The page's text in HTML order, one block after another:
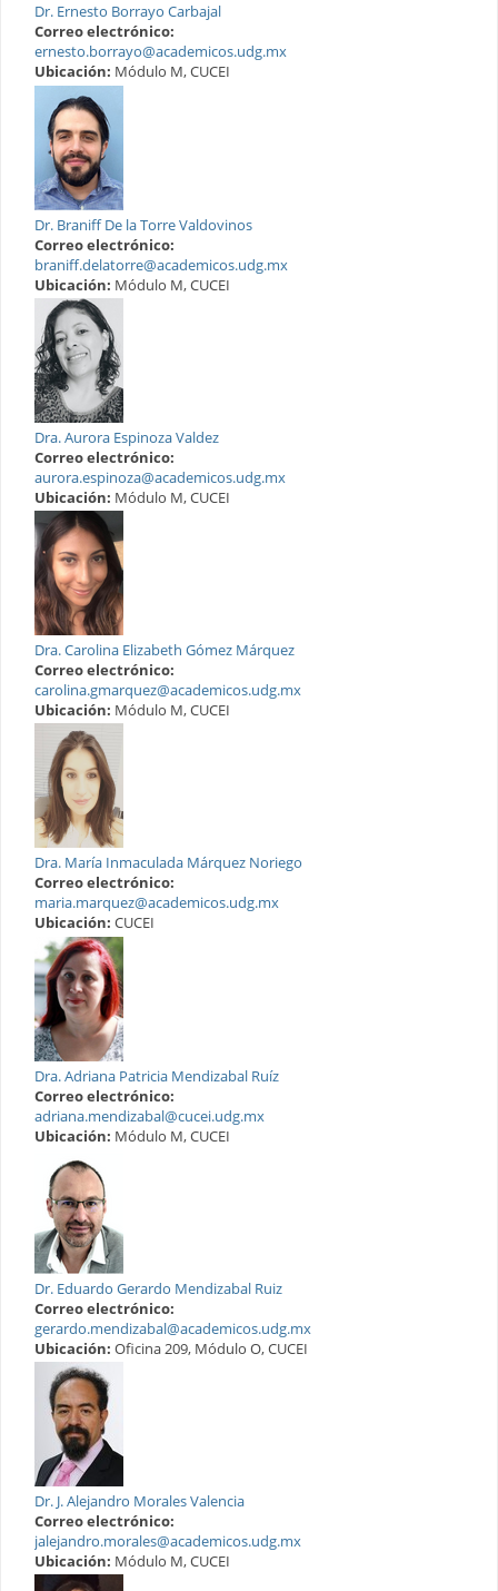
Dr. Ernesto Borrayo Carbajal
Correo electrónico:
ernesto.borrayo@academicos.udg.mx
Ubicación: Módulo M, CUCEI
Dr. Braniff De la Torre Valdovinos
Correo electrónico:
braniff.delatorre@academicos.udg.mx
Ubicación: Módulo M, CUCEI
Dra. Aurora Espinoza Valdez
Correo electrónico:
aurora.espinoza@academicos.udg.mx
Ubicación: Módulo M, CUCEI
Dra. Carolina Elizabeth Gómez Márquez
Correo electrónico:
carolina.gmarquez@academicos.udg.mx
Ubicación: Módulo M, CUCEI
Dra. María Inmaculada Márquez Noriego
Correo electrónico:
maria.marquez@academicos.udg.mx
Ubicación: CUCEI
Dra. Adriana Patricia Mendizabal Ruíz
Correo electrónico:
adriana.mendizabal@cucei.udg.mx
Ubicación: Módulo M, CUCEI
Dr. Eduardo Gerardo Mendizabal Ruiz
Correo electrónico:
gerardo.mendizabal@academicos.udg.mx
Ubicación: Oficina 209, Módulo O, CUCEI
Dr. J. Alejandro Morales Valencia
Correo electrónico:
jalejandro.morales@academicos.udg.mx
Ubicación: Módulo M, CUCEI